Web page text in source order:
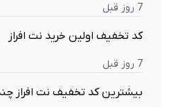
7 روز قبل
کد تخفیف اولین خرید نت افراز
7 روز قبل
بیشترین کد تخفیف نت افراز